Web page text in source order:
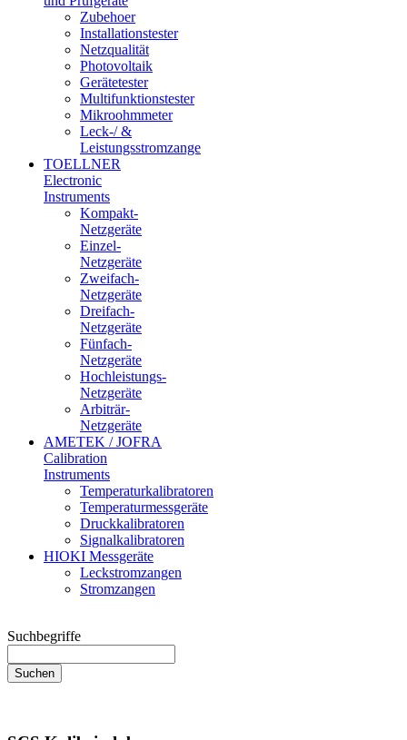
Zubehoer
Installationstester
Netzqualität
Photovoltaik
Gerätetester
Multifunktionstester
Mikroohmmeter
Leck-/ &
Leistungsstromzange
TOELLNER
Electronic
Instruments
Kompakt-
Netzgeräte
Einzel-
Netzgeräte
Zweifach-
Netzgeräte
Dreifach-
Netzgeräte
Fünfach-
Netzgeräte
Hochleistungs-
Netzgeräte
Arbiträr-
Netzgeräte
AMETEK / JOFRA
Calibration
Instruments
Temperaturkalibratoren
Temperaturmessgeräte
Druckkalibratoren
Signalkalibratoren
HIOKI Messgeräte
Leckstromzangen
Stromzangen
Suchbegriffe